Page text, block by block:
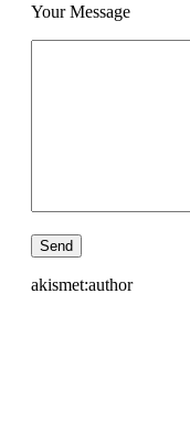
Your Message
akismet:author